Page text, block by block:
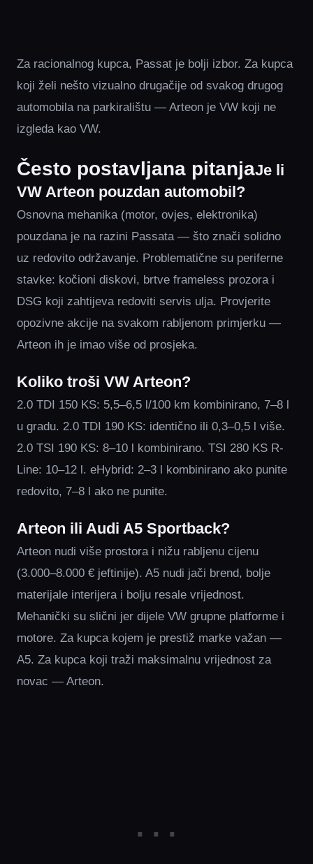
Za racionalnog kupca, Passat je bolji izbor. Za kupca
koji želi nešto vizualno drugačije od svakog drugog
automobila na parkiralištu — Arteon je VW koji ne
izgleda kao VW.
Često postavljana pitanjaJe li
VW Arteon pouzdan automobil?
Osnovna mehanika (motor, ovjes, elektronika)
pouzdana je na razini Passata — što znači solidno
uz redovito održavanje. Problematične su periferne
stavke: kočioni diskovi, brtve frameless prozora i
DSG koji zahtijeva redoviti servis ulja. Provjerite
opozivne akcije na svakom rabljenom primjerku —
Arteon ih je imao više od prosjeka.
Koliko troši VW Arteon?
2.0 TDI 150 KS: 5,5–6,5 l/100 km kombinirano, 7–8 l
u gradu. 2.0 TDI 190 KS: identično ili 0,3–0,5 l više.
2.0 TSI 190 KS: 8–10 l kombinirano. TSI 280 KS R-
Line: 10–12 l. eHybrid: 2–3 l kombinirano ako punite
redovito, 7–8 l ako ne punite.
Arteon ili Audi A5 Sportback?
Arteon nudi više prostora i nižu rabljenu cijenu
(3.000–8.000 € jeftinije). A5 nudi jači brend, bolje
materijale interijera i bolju resale vrijednost.
Mehanički su slični jer dijele VW grupne platforme i
motore. Za kupca kojem je prestiž marke važan —
A5. Za kupca koji traži maksimalnu vrijednost za
novac — Arteon.